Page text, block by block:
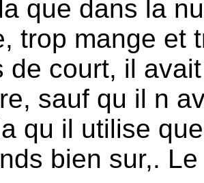
que dans la
trop mange et
de court, il
sauf qu il n
qu il utilise
bien sur,.